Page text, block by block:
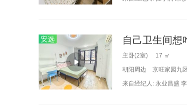
安选
主卧(2室) 17 ㎡
朝阳周边
京旺家园九
来自经纪人: 永业昌盛